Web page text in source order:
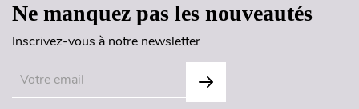
Ne manquez pas les nouveautés
Inscrivez-vous à notre newsletter